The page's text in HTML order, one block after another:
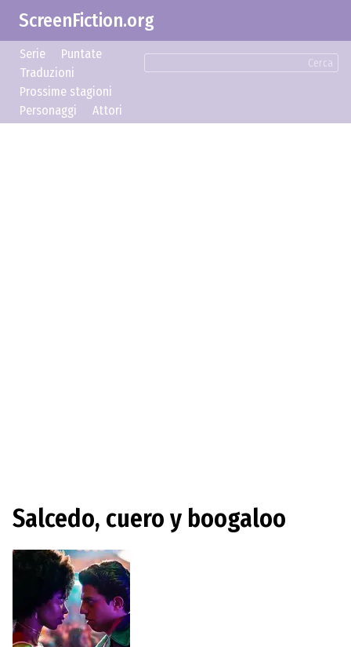
ScreenFiction.org
Cerca
Serie
Puntate
Traduzioni
Prossime stagioni
Personaggi
Attori
Salcedo, cuero y boogaloo